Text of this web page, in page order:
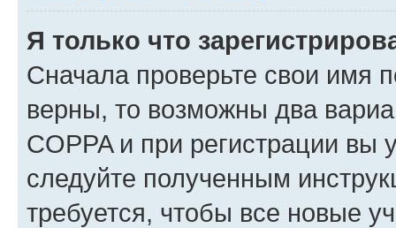
Я только что
Сначала проверьте свои имя
верны, то возможны два
COPPA и при регистрации вы
следуйте полученным
требуется, чтобы все новые